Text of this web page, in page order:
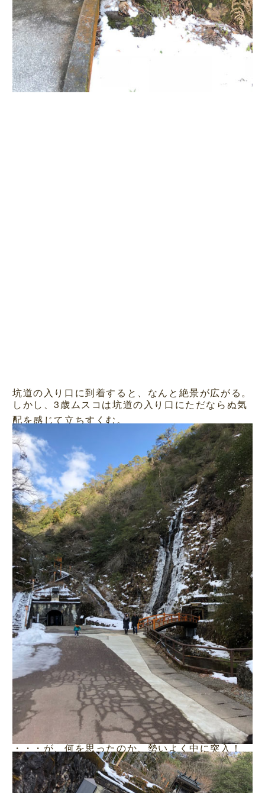
坑道の入り口に到着すると、なんと絶景が広がる。
しかし、3歳ムスコは坑道の入り口にただならぬ気
配を感じて立ちすくむ。
・・・が、何を思ったのか、勢いよく中に突入！